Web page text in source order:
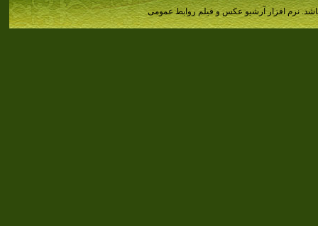
نرم افزار آرشیو عکس و فیلم روابط عمومی